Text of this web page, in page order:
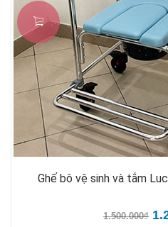
Ghế bô vệ sinh và tắm
1.500.000₫